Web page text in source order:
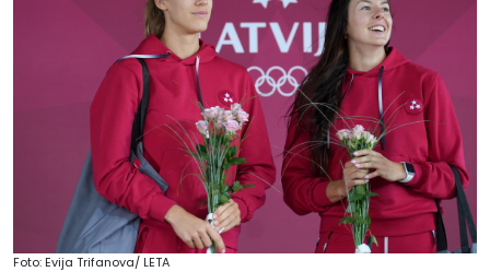
Foto: Evija Trifanova/ LETA